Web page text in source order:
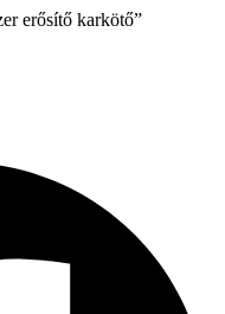
erősítő karkötő”